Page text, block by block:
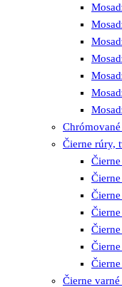
Čierne rúry,
Čierne